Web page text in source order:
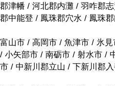
郡津幡 / 河北郡内灘 / 羽咋郡
郡中能登 / 鳳珠郡穴水 / 鳳珠
富山市 / 高岡市 / 魚津市 / 氷
/ 小矢部市 / 南砺市 / 射水市 /
市 / 中新川郡立山 / 下新川郡